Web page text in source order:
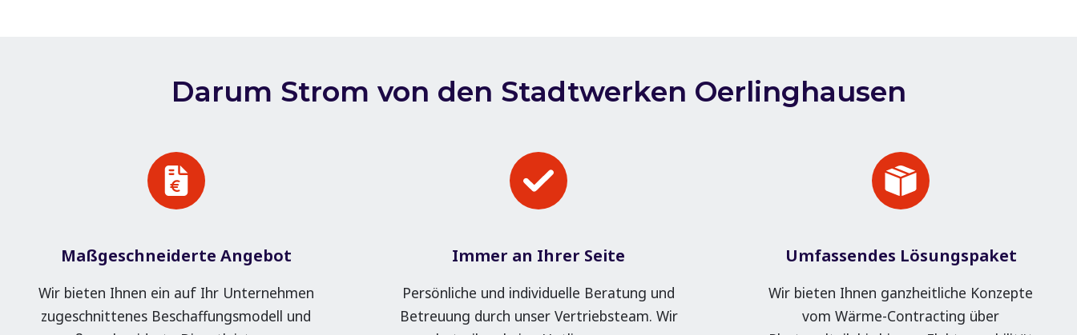
Darum Strom von den Stadtwerken Oerlinghausen
Maßgeschneiderte Angebot
Wir bieten Ihnen ein auf Ihr Unternehmen
zugeschnittenes Beschaffungsmodell und
Immer an Ihrer Seite
Persönliche und individuelle Beratung und
Betreuung durch unser Vertriebsteam. Wir
Umfassendes Lösungspaket
Wir bieten Ihnen ganzheitliche Konzepte
vom Wärme-Contracting über